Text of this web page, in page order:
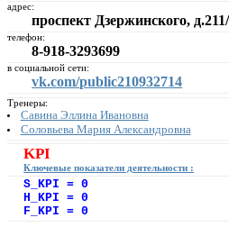
адрес:
проспект Дзержинского,
телефон:
8-918-3293699
в социальной сети:
vk.com/public210932714
Тренеры:
Савина Эллина Ивановна
Соловьева Мария Александровна
KPI
Ключевые показатели деятельности :
S_KPI = 0
H_KPI = 0
F_KPI = 0